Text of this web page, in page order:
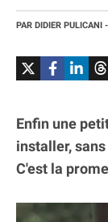
PAR DIDIER PULICANI
Enfin une
installer,
C'est la